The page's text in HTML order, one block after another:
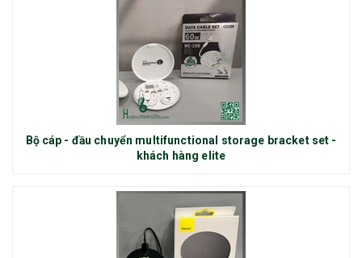
Bộ cáp - đầu chuyển multifunctional storage bracket set -
khách hàng elite